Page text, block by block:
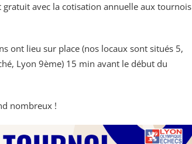
gratuit avec la cotisation annuelle aux tournois
ont lieu sur place (nos locaux sont situés 5,
Lyon 9ème) 15 min avant le début du
nombreux !